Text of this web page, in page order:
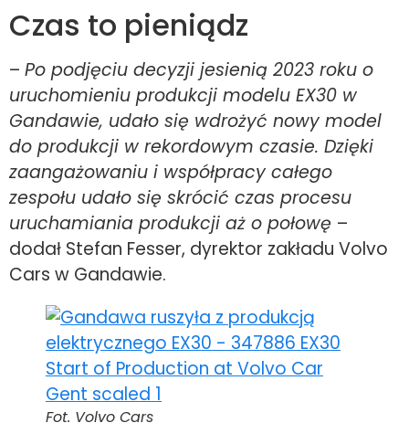
Czas to pieniądz
– Po podjęciu decyzji jesienią 2023 roku o
uruchomieniu produkcji modelu EX30 w
Gandawie, udało się wdrożyć nowy model
do produkcji w rekordowym czasie. Dzięki
zaangażowaniu i współpracy całego
zespołu udało się skrócić czas procesu
uruchamiania produkcji aż o połowę –
dodał Stefan Fesser, dyrektor zakładu Volvo
Cars w Gandawie.
Fot. Volvo Cars